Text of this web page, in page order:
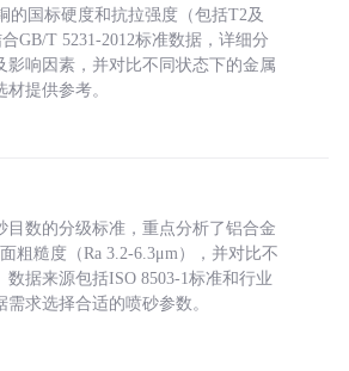
的国标硬度和抗拉强度（包括T2及
GB/T 5231-2012标准数据，详细分
影响因素，并对比不同状态下的金属
提供参考。
目数的分级标准，重点分析了铝合金
粗糙度（Ra 3.2-6.3μm），并对比不
数据来源包括ISO 8503-1标准和行业
求选择合适的喷砂参数。